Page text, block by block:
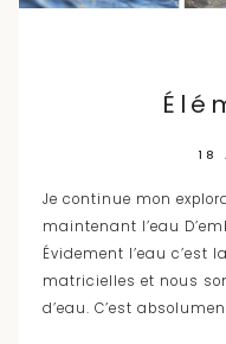
18
Je continue mon
maintenant l’eau
Évidement l’eau c’est
matricielles et nous
d’eau. C’est